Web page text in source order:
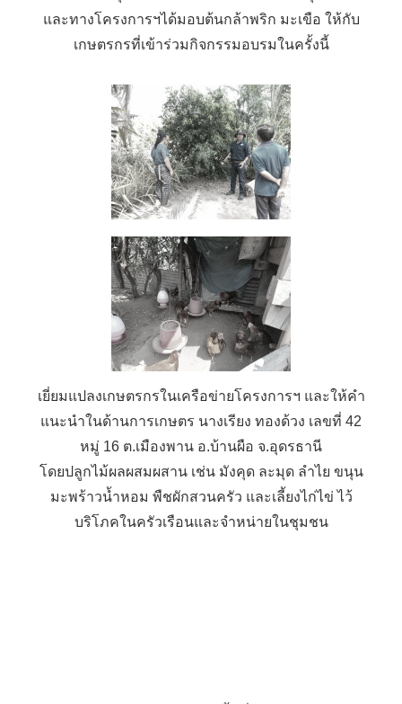
และทางโครงการฯได้มอบต้นกล้าพริก มะเขือ ให้กับ
เกษตรกรที่เข้าร่วมกิจกรรมอบรมในครั้งนี้
เยี่ยมแปลงเกษตรกรในเครือข่ายโครงการฯ และให้คำ
แนะนำในด้านการเกษตร นางเรียง ทองด้วง เลขที่ 42
หมู่ 16 ต.เมืองพาน อ.บ้านผือ จ.อุดรธานี
โดยปลูกไม้ผลผสมผสาน เช่น มังคุด ละมุด ลำไย ขนุน
มะพร้าวน้ำหอม พืชผักสวนครัว และเลี้ยงไก่ไข่ ไว้
บริโภคในครัวเรือนและจำหน่ายในชุมชน